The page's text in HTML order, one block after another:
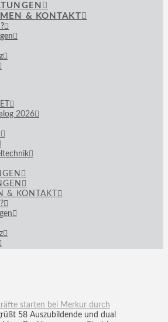
& KONTAKT
2026
& KONTAKT
starten bei Merkur durch
58 Auszubildende und dual